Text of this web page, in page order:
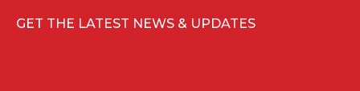
GET THE LATEST NEWS & UPDATES